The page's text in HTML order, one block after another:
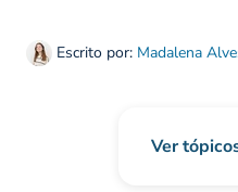
Escrito por: Madalena
Ver